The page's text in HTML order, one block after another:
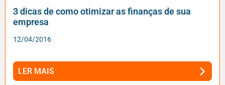
3 dicas de como otimizar as finanças de sua
empresa
12/04/2016
LER MAIS